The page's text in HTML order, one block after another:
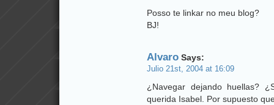
Posso te linkar no meu blog?
BJ!
Alvaro Says:
Julio 21st, 2004 at 16:09
¿Navegar dejando huellas?
querida Isabel. Por supuesto